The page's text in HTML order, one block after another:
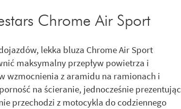
Chrome Air Sport
lekka bluza Chrome Air Sport
maksymalny przepływ powietrza i
wzmocnienia z aramidu na ramionach i
na ścieranie, jednocześnie prezentując
przechodzi z motocykla do codziennego